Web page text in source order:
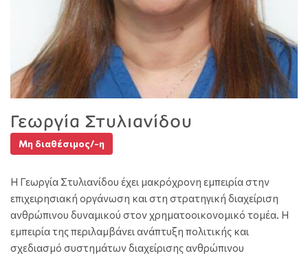
Γεωργία Στυλιανίδου
Μη διαθέσιμος/-η
Η Γεωργία Στυλιανίδου έχει μακρόχρονη εμπειρία στην
επιχειρησιακή οργάνωση και στη στρατηγική διαχείριση
ανθρώπινου δυναμικού στον χρηματοοικονομικό τομέα. Η
εμπειρία της περιλαμβάνει ανάπτυξη πολιτικής και
σχεδιασμό συστημάτων διαχείρισης ανθρώπινου